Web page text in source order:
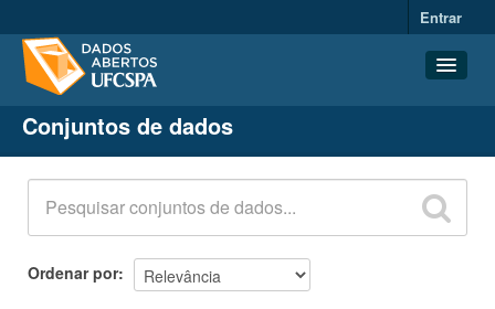
Entrar
Conjuntos de dados
Organizações
Grupos
Sobre
Conjuntos de dados
Ordenar por